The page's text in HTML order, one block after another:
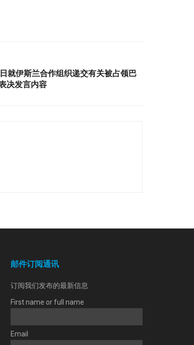
就伊斯兰合作组织递交有关被占领巴
决发言内容
邮件订阅通讯
订阅我们发布的最新信息
First name or full name
Email